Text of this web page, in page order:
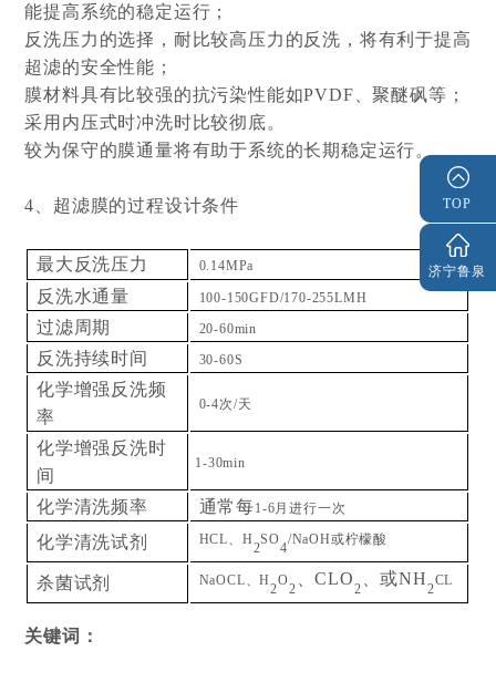
能提高系统的稳定运行；
反洗压力的选择，耐比较高压力的反洗，将有利于提高
超滤的安全性能；
膜材料具有比较强的抗污染性能如PVDF、聚醚砜等；
采用内压式时冲洗时比较彻底。
较为保守的膜通量将有助于系统的长期稳定运行。
4、超滤膜的过程设计条件
最大反洗压力 0.14MPa
反洗水通量 100-150GFD/170-255LMH
过滤周期 20-60min
反洗持续时间 30-60S
化学增强反洗频
率
0-4次/天
化学增强反洗时
间
1-30min
化学清洗频率 通常每1-6月进行一次
化学清洗试剂 HCL、H
2
SO
4
/NaOH或柠檬酸
杀菌试剂 NaOCL、H
2
O
2
、CLO
2
、或NH
2
CL
关键词：
TOP
济宁鲁泉